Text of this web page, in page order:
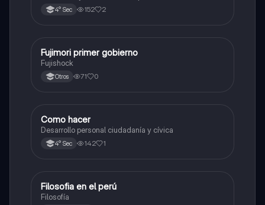
facciones militares, caudillos y la falta de consenso
político.
4° Sec 152 2
Ciencias Sociales
Fujimori primer gobierno
Fujishock
Otros 71 0
Desarrollo Personal, Ciudadanía y Cívica
Como hacer
Desarrollo personal ciudadanía y cívica
4° Sec 142 1
Desarrollo Personal, Ciudadanía y Cívica
Filosofia en el perú
Filosofía